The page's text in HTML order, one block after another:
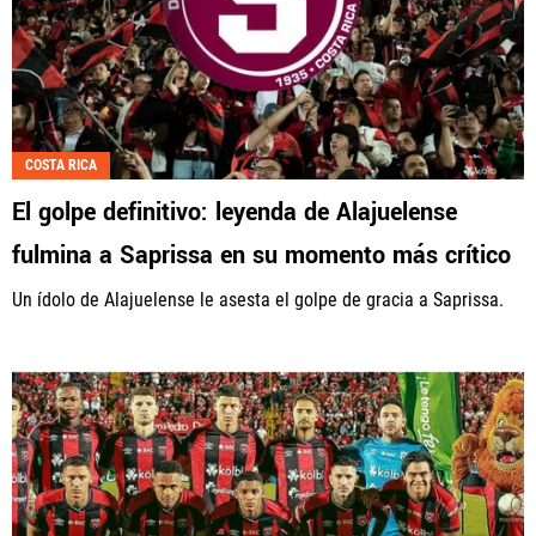
COSTA RICA
El golpe definitivo: leyenda de Alajuelense
fulmina a Saprissa en su momento más crítico
Un ídolo de Alajuelense le asesta el golpe de gracia a Saprissa.